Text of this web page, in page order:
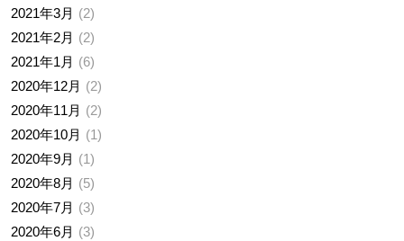
2021年3月
2
2021年2月
2
2021年1月
6
2020年12月
2
2020年11月
2
2020年10月
1
2020年9月
1
2020年8月
5
2020年7月
3
2020年6月
3